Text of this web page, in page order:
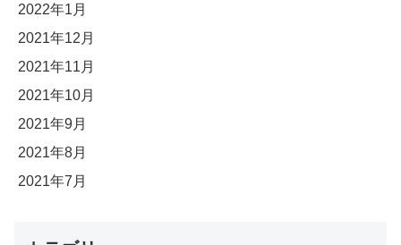
2022年1月
2021年12月
2021年11月
2021年10月
2021年9月
2021年8月
2021年7月